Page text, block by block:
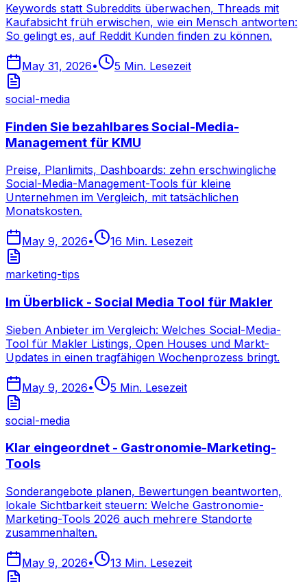
Keywords statt Subreddits überwachen, Threads mit
Kaufabsicht früh erwischen, wie ein Mensch antworten:
So gelingt es, auf Reddit Kunden finden zu können.
May 31, 2026• 5 Min. Lesezeit
social-media
Finden Sie bezahlbares Social-Media-
Management für KMU
Preise, Planlimits, Dashboards: zehn erschwingliche
Social-Media-Management-Tools für kleine
Unternehmen im Vergleich, mit tatsächlichen
Monatskosten.
May 9, 2026• 16 Min. Lesezeit
marketing-tips
Im Überblick - Social Media Tool für Makler
Sieben Anbieter im Vergleich: Welches Social-Media-
Tool für Makler Listings, Open Houses und Markt-
Updates in einen tragfähigen Wochenprozess bringt.
May 9, 2026• 5 Min. Lesezeit
social-media
Klar eingeordnet - Gastronomie-Marketing-
Tools
Sonderangebote planen, Bewertungen beantworten,
lokale Sichtbarkeit steuern: Welche Gastronomie-
Marketing-Tools 2026 auch mehrere Standorte
zusammenhalten.
May 9, 2026• 13 Min. Lesezeit